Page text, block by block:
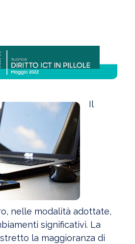
Il
nelle modalità adottate,
significativi. La
la maggioranza di